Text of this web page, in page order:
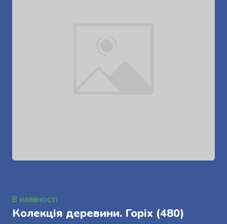
В наявності
Колекція деревини. Горіх (480)